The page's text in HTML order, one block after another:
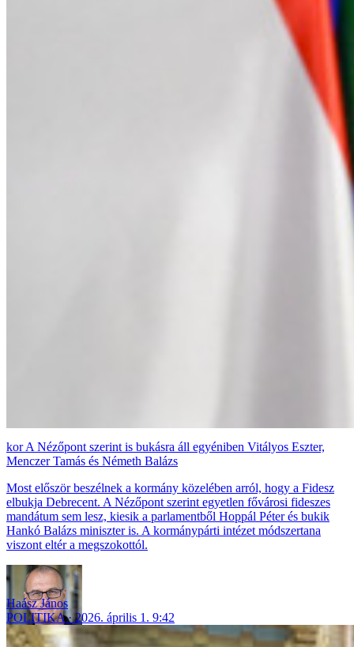
A Nézőpont szerint is bukásra áll egyéniben Vitályos Eszter,
Menczer Tamás és Németh Balázs
Most először beszélnek a kormány közelében arról, hogy a Fidesz
elbukja Debrecent. A Nézőpont szerint egyetlen fővárosi fideszes
mandátum sem lesz, kiesik a parlamentből Hoppál Péter és bukik
Hankó Balázs miniszter is. A kormánypárti intézet módszertana
viszont eltér a megszokottól.
Haász János
POLITIKA
2026. április 1. 9:42